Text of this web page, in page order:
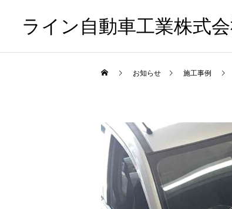
ライン自動車工業株式
お知らせ 施工事例